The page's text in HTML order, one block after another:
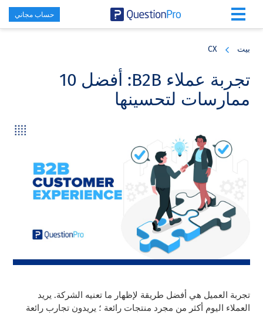
حساب مجاني
بيت CX
تجربة عملاء B2B: أفضل 10
ممارسات لتحسينها
تجربة العميل هي أفضل طريقة لإظهار ما تعنيه الشركة. يريد
العملاء اليوم أكثر من مجرد منتجات رائعة ؛ يريدون تجارب رائعة